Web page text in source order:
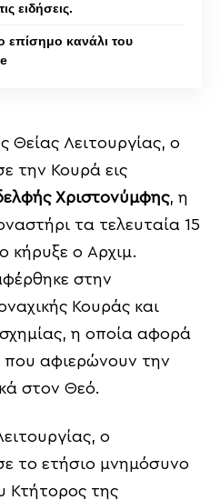
ειδήσεις.
επίσημο κανάλι του
Θείας Λειτουργίας, ο
την Κουρά εις
Χριστονύμφης, η
τα τελευταία 15
κήρυξε ο Αρχιμ.
στην
Κουράς και
η οποία αφορά
που αφιερώνουν την
στον Θεό.
ο
το ετήσιο μνημόσυνο
Κτήτορος της